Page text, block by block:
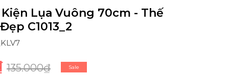
Lụa Vuông 70cm - Thế
C1013_2
135.000₫ Sale